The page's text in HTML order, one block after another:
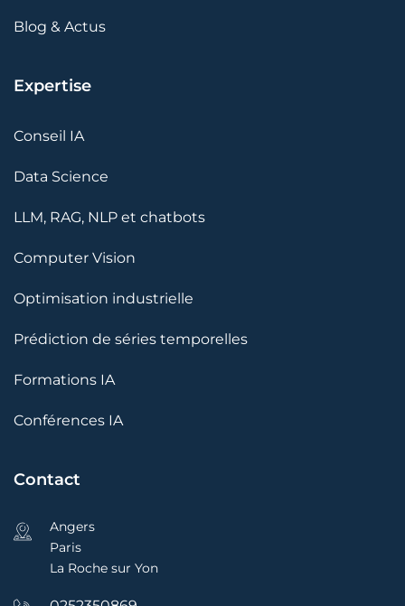
Blog & Actus
Expertise
Conseil IA
Data Science
LLM, RAG, NLP et chatbots
Computer Vision
Optimisation industrielle
Prédiction de séries temporelles
Formations IA
Conférences IA
Contact
Angers
Paris
La Roche sur Yon